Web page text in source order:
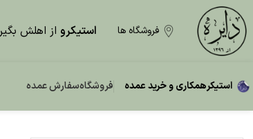
فروشگاه ها استیکرو از اهلش بگیر
استیکرهمکاری و خرید عمده فروشگاهسفارش عمده